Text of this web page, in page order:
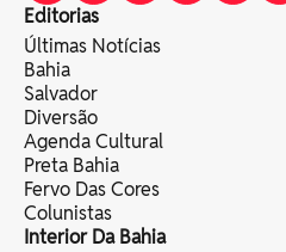
Editorias
Últimas Notícias
Bahia
Salvador
Diversão
Agenda Cultural
Preta Bahia
Fervo Das Cores
Colunistas
Interior Da Bahia